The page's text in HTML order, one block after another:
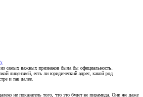
самых важных признаков была бы официальность.
лицензией, есть ли юридический адрес, какой род
и так далее.
не показатель того, что это будет не пирамида. Они же даже